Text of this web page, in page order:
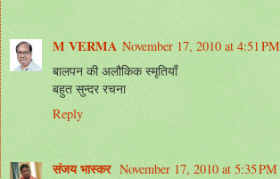
M VERMA November 17, 2010 at 4:51 PM
बालपन की अलौकिक स्मृतियाँ
बहुत सुन्दर रचना
Reply
संजय भास्‍कर November 17, 2010 at 5:35 PM